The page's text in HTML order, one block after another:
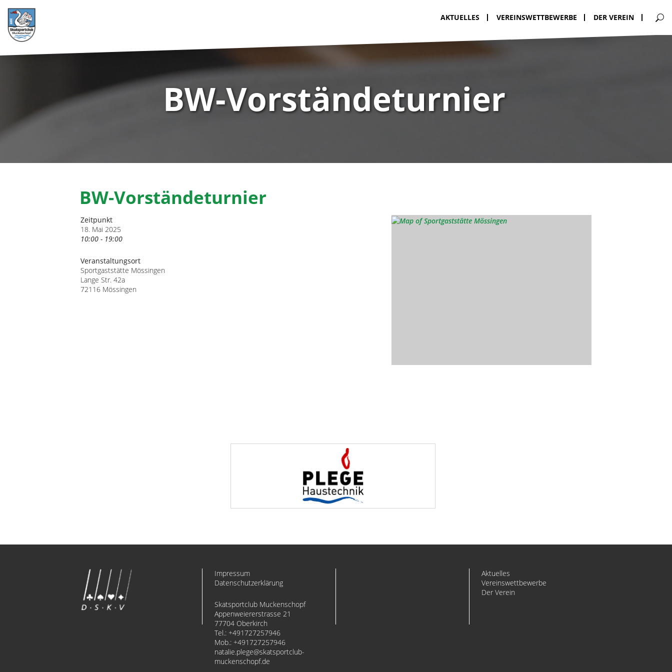
BW-Vorständeturnier
BW-Vorständeturnier
Zeitpunkt
18. Mai 2025
10:00 - 19:00
Veranstaltungsort
Sportgaststätte Mössingen
Lange Str. 42a
72116 Mössingen
Impressum
Datenschutzerklärung
Skatsportclub Muckenschopf
Appenweiererstrasse 21
77704 Oberkirch
Tel.: +491727257946
Mob.: +491727257946
natalie.plege
​skatsportclub-
muckenschopf.de
Aktuelles
Vereinswettbewerbe
Der Verein
AKTUELLES VEREINSWETTBEWERBE DER VEREIN